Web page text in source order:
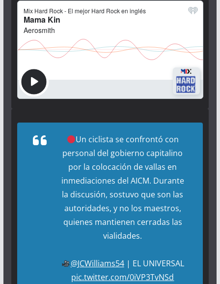
Un ciclista se confrontó con
personal del gobierno capitalino
por la colocación de vallas en
inmediaciones del AICM. Durante
la discusión, sostuvo que son las
autoridades, y no los maestros,
quienes mantienen cerradas las
vialidades.
@JCWilliams54| EL UNIVERSAL
pic.twitter.com/0iVP3TvNSd